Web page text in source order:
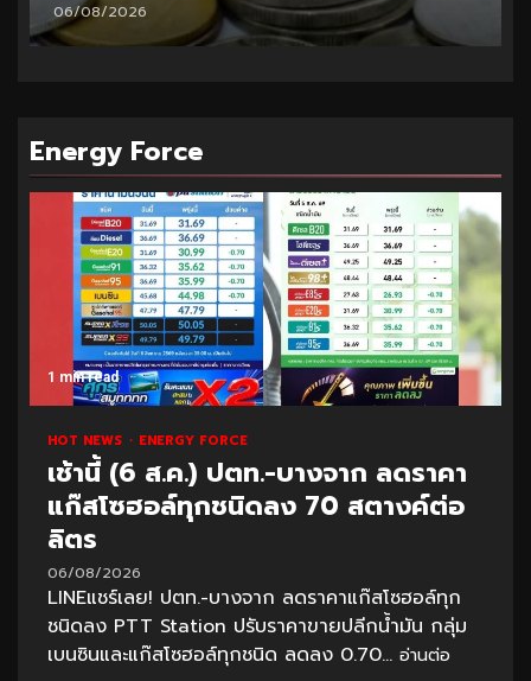
06/08/2026
Energy Force
1 min read
HOT NEWS ENERGY FORCE
เช้านี้ (6 ส.ค.) ปตท.-บางจาก ลดราคา
แก๊สโซฮอล์ทุกชนิดลง 70 สตางค์ต่อ
ลิตร
06/08/2026
LINEแชร์เลย! ปตท.-บางจาก ลดราคาแก๊สโซฮอล์ทุก
ชนิดลง PTT Station ปรับราคาขายปลีกน้ำมัน กลุ่ม
เบนซินและแก๊สโซฮอล์ทุกชนิด ลดลง 0.70... อ่านต่อ